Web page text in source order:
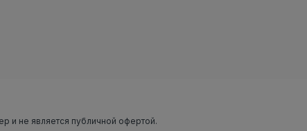
и не является публичной офертой.